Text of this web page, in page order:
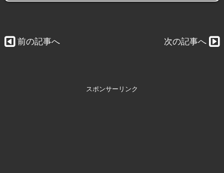
前の記事へ 次の記事へ
スポンサーリンク